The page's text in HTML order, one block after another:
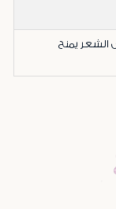
الشعر يمنح